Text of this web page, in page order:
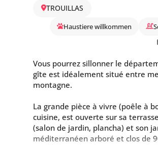
TROUILLAS
Haustiere willkommen
Vous pourrez sillonner le
gîte est idéalement situé entre
montagne.
La grande pièce à vivre (poêle à
cuisine, est ouverte sur sa
(salon de jardin, plancha) et son
méditerranéen arboré et clos de